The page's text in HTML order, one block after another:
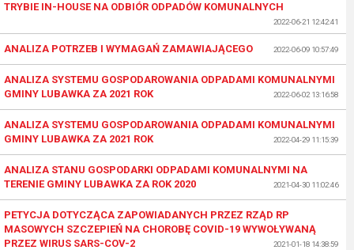
TRYBIE IN-HOUSE NA ODBIÓR ODPADÓW KOMUNALNYCH
2022-06-21 12:42:41
ANALIZA POTRZEB I WYMAGAŃ ZAMAWIAJĄCEGO 2022-06-09 10:57:49
ANALIZA SYSTEMU GOSPODAROWANIA ODPADAMI KOMUNALNYMI
GMINY LUBAWKA ZA 2021 ROK
2022-06-02 13:16:58
ANALIZA SYSTEMU GOSPODAROWANIA ODPADAMI KOMUNALNYMI
GMINY LUBAWKA ZA 2021 ROK
2022-04-29 11:15:39
ANALIZA STANU GOSPODARKI ODPADAMI KOMUNALNYMI NA
TERENIE GMINY LUBAWKA ZA ROK 2020
2021-04-30 11:02:46
PETYCJA DOTYCZĄCA ZAPOWIADANYCH PRZEZ RZĄD RP
MASOWYCH SZCZEPIEŃ NA CHOROBĘ COVID-19 WYWOŁYWANĄ
PRZEZ WIRUS SARS-COV-2
2021-01-18 14:38:59